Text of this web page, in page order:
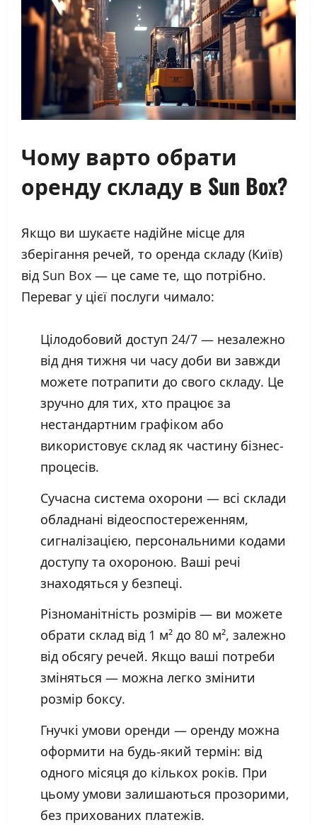
Чому варто обрати
оренду складу в Sun Box?
Якщо ви шукаєте надійне місце для
зберігання речей, то оренда складу (Київ)
від Sun Box — це саме те, що потрібно.
Переваг у цієї послуги чимало:
Цілодобовий доступ 24/7 — незалежно
від дня тижня чи часу доби ви завжди
можете потрапити до свого складу. Це
зручно для тих, хто працює за
нестандартним графіком або
використовує склад як частину бізнес-
процесів.
Сучасна система охорони — всі склади
обладнані відеоспостереженням,
сигналізацією, персональними кодами
доступу та охороною. Ваші речі
знаходяться у безпеці.
Різноманітність розмірів — ви можете
обрати склад від 1 м² до 80 м², залежно
від обсягу речей. Якщо ваші потреби
зміняться — можна легко змінити
розмір боксу.
Гнучкі умови оренди — оренду можна
оформити на будь-який термін: від
одного місяця до кількох років. При
цьому умови залишаються прозорими,
без прихованих платежів.